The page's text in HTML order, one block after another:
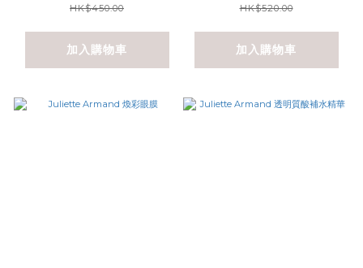
HK$450.00
加入購物車
HK$520.00
加入購物車